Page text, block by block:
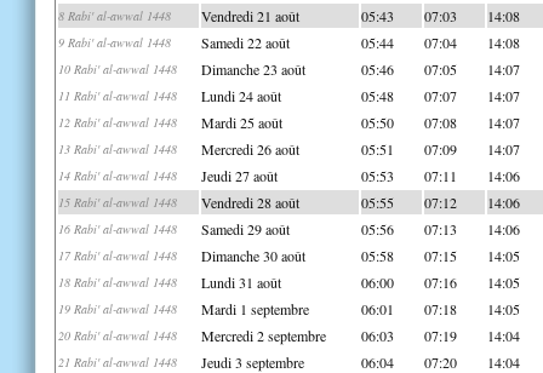
8 Rabi' al-awwal 1448 Vendredi 21 août 05:43 07:03 14:08
9 Rabi' al-awwal 1448 Samedi 22 août 05:44 07:04 14:08
10 Rabi' al-awwal 1448 Dimanche 23 août 05:46 07:05 14:07
11 Rabi' al-awwal 1448 Lundi 24 août 05:48 07:07 14:07
12 Rabi' al-awwal 1448 Mardi 25 août 05:50 07:08 14:07
13 Rabi' al-awwal 1448 Mercredi 26 août 05:51 07:09 14:07
14 Rabi' al-awwal 1448 Jeudi 27 août 05:53 07:11 14:06
15 Rabi' al-awwal 1448 Vendredi 28 août 05:55 07:12 14:06
16 Rabi' al-awwal 1448 Samedi 29 août 05:56 07:13 14:06
17 Rabi' al-awwal 1448 Dimanche 30 août 05:58 07:15 14:05
18 Rabi' al-awwal 1448 Lundi 31 août 06:00 07:16 14:05
19 Rabi' al-awwal 1448 Mardi 1 septembre 06:01 07:18 14:05
20 Rabi' al-awwal 1448 Mercredi 2 septembre 06:03 07:19 14:04
21 Rabi' al-awwal 1448 Jeudi 3 septembre 06:04 07:20 14:04